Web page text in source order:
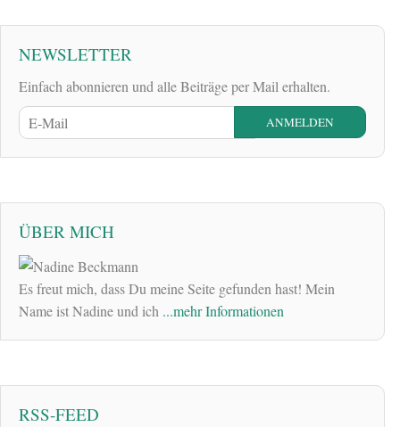
NEWSLETTER
Einfach abonnieren und alle Beiträge per Mail erhalten.
ÜBER MICH
Es freut mich, dass Du meine Seite gefunden hast! Mein
Name ist Nadine und ich ...mehr Informationen
RSS-FEED